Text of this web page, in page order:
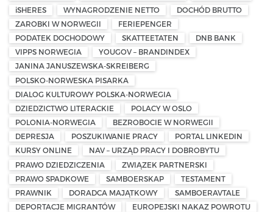
iSHERES
WYNAGRODZENIE NETTO
DOCHÓD BRUTTO
ZAROBKI W NORWEGII
FERIEPENGER
PODATEK DOCHODOWY
SKATTEETATEN
DNB BANK
VIPPS NORWEGIA
YOUGOV – BRANDINDEX
JANINA JANUSZEWSKA-SKREIBERG
POLSKO-NORWESKA PISARKA
DIALOG KULTUROWY POLSKA-NORWEGIA
DZIEDZICTWO LITERACKIE
POLACY W OSLO
POLONIA-NORWEGIA
BEZROBOCIE W NORWEGII
DEPRESJA
POSZUKIWANIE PRACY
PORTAL LINKEDIN
KURSY ONLINE
NAV – URZĄD PRACY I DOBROBYTU
PRAWO DZIEDZICZENIA
ZWIĄZEK PARTNERSKI
PRAWO SPADKOWE
SAMBOERSKAP
TESTAMENT
PRAWNIK
DORADCA MAJĄTKOWY
SAMBOERAVTALE
DEPORTACJE MIGRANTÓW
EUROPEJSKI NAKAZ POWROTU